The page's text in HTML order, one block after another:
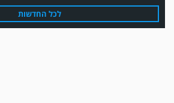
משחק אימון: הפועל אזור והפועל מרמורק סיימו בתוצאה 0-0 .
לכל החדשות